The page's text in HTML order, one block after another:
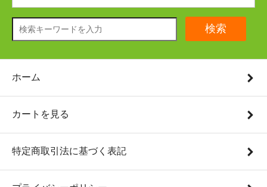
検索
ホーム
カートを見る
特定商取引法に基づく表記